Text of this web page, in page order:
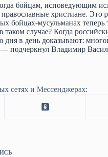
бойцам, исповедующим
христиане.
бойцах-мусульманах
таком случае? Когда
дня в день доказывают:
подчеркнул Владимир
сетях и Мессенджерах: